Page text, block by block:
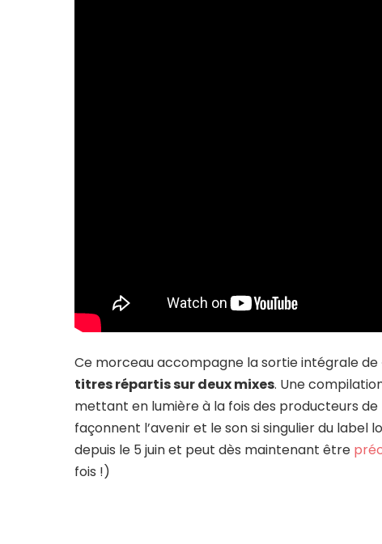
Ce morceau accompagne la sortie intégrale de
titres répartis sur deux mixes. Une
mettant en lumière à la fois des producteurs
façonnent l’avenir et le son si singulier du label
depuis le 5 juin et peut dès maintenant être
fois !)